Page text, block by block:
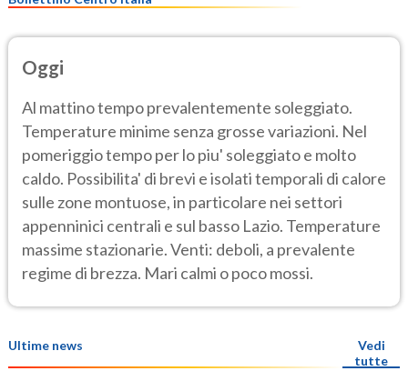
Oggi
Al mattino tempo prevalentemente soleggiato.
Temperature minime senza grosse variazioni. Nel
pomeriggio tempo per lo piu' soleggiato e molto
caldo. Possibilita' di brevi e isolati temporali di calore
sulle zone montuose, in particolare nei settori
appenninici centrali e sul basso Lazio. Temperature
massime stazionarie. Venti: deboli, a prevalente
regime di brezza. Mari calmi o poco mossi.
Ultime news
Vedi
tutte